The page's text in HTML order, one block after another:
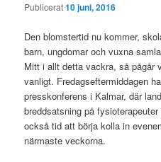
Publicerat10 juni, 2016
Den blomstertid nu kommer,
barn, ungdomar och vuxna
Mitt i allt detta vackra, så pågår
vanligt. Fredagseftermiddagen
presskonferens i Kalmar, där
breddsatsning på
också tid att börja kolla in
närmaste veckorna.